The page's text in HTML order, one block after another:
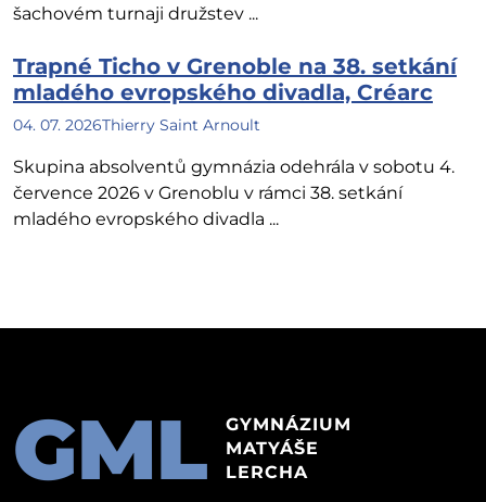
šachovém turnaji družstev ...
Trapné Ticho v Grenoble na 38. setkání
mladého evropského divadla, Créarc
04. 07. 2026Thierry Saint Arnoult
Skupina absolventů gymnázia odehrála v sobotu 4.
července 2026 v Grenoblu v rámci 38. setkání
mladého evropského divadla ...
GML
GYMNÁZIUM
MATYÁŠE
LERCHA